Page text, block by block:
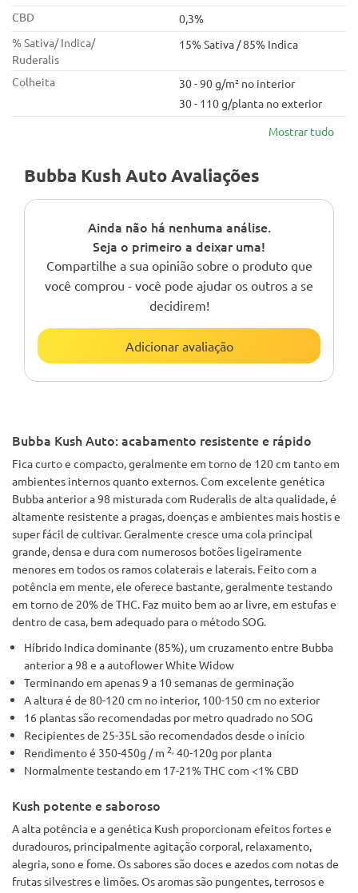
CBD
0,3%
% Sativa/ Indica/
Ruderalis
15% Sativa / 85% Indica
Colheita
30 - 90 g/m² no interior
30 - 110 g/planta no exterior
Mostrar tudo
Bubba Kush Auto Avaliações
Ainda não há nenhuma análise.
Seja o primeiro a deixar uma!
Compartilhe a sua opinião sobre o produto que
você comprou - você pode ajudar os outros a se
decidirem!
Adicionar avaliação
Bubba Kush Auto: acabamento resistente e rápido
Fica curto e compacto, geralmente em torno de 120 cm tanto em
ambientes internos quanto externos. Com excelente genética
Bubba anterior a 98 misturada com Ruderalis de alta qualidade, é
altamente resistente a pragas, doenças e ambientes mais hostis e
super fácil de cultivar. Geralmente cresce uma cola principal
grande, densa e dura com numerosos botões ligeiramente
menores em todos os ramos colaterais e laterais. Feito com a
potência em mente, ele oferece bastante, geralmente testando
em torno de 20% de THC. Faz muito bem ao ar livre, em estufas e
dentro de casa, bem adequado para o método SOG.
Híbrido Indica dominante (85%), um cruzamento entre Bubba
anterior a 98 e a autoflower White Widow
Terminando em apenas 9 a 10 semanas de germinação
A altura é de 80-120 cm no interior, 100-150 cm no exterior
16 plantas são recomendadas por metro quadrado no SOG
Recipientes de 25-35L são recomendados desde o início
Rendimento é 350-450g / m 2, 40-120g por planta
Normalmente testando em 17-21% THC com <1% CBD
Kush potente e saboroso
A alta potência e a genética Kush proporcionam efeitos fortes e
duradouros, principalmente agitação corporal, relaxamento,
alegria, sono e fome. Os sabores são doces e azedos com notas de
frutas silvestres e limões. Os aromas são pungentes, terrosos e